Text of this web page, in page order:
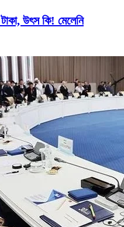
উৎস কি! মেলেনি